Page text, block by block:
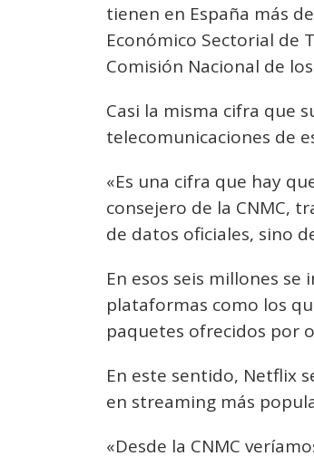
tienen en España más
Económico Sectorial de
Comisión Nacional de
Casi la misma cifra que
telecomunicaciones de
«Es una cifra que hay
consejero de la CNMC,
de datos oficiales, sino
En esos seis millones
plataformas como los
paquetes ofrecidos por
En este sentido, Netflix
en streaming más
«Desde la CNMC